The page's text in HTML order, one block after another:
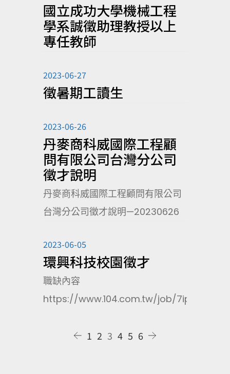
國立成功大學機械工程
學系誠徵助理教授以上
專任教師
2023-06-27
徵暑期工讀生
2023-06-26
丹麥商科威國際工程顧
問有限公司台灣分公司
徵才說明
丹麥商科威國際工程顧問有限公司
台灣分公司徵才說明—20230626
2023-06-05
環興科技校園徵才
職缺內容
https://www.104.com.tw/job/7ipcl
1 2 3 4 5 6